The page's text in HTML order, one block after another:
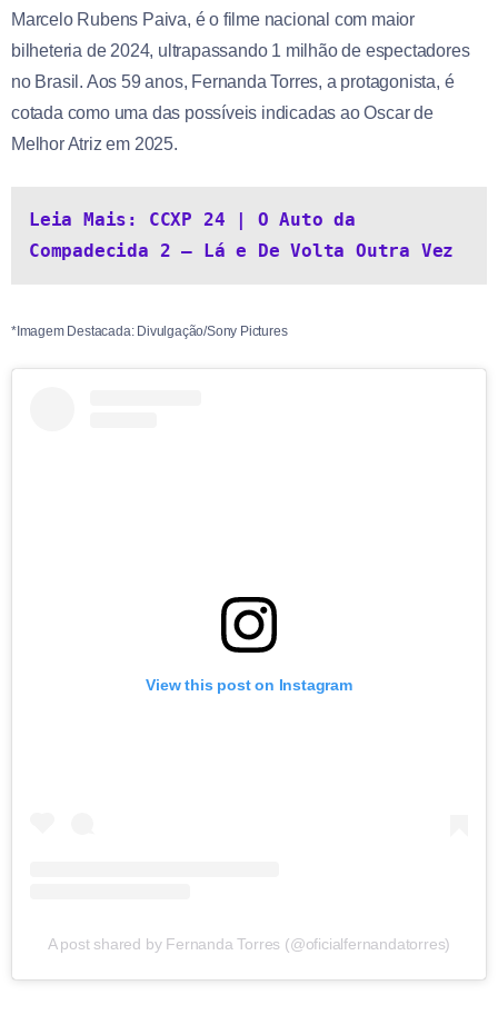
Marcelo Rubens Paiva, é o filme nacional com maior
bilheteria de 2024, ultrapassando 1 milhão de espectadores
no Brasil. Aos 59 anos, Fernanda Torres, a protagonista, é
cotada como uma das possíveis indicadas ao Oscar de
Melhor Atriz em 2025.
Leia Mais: CCXP 24 | O Auto da
Compadecida 2 – Lá e De Volta Outra Vez
*Imagem Destacada: Divulgação/Sony Pictures
View this post on Instagram
A post shared by Fernanda Torres (@oficialfernandatorres)